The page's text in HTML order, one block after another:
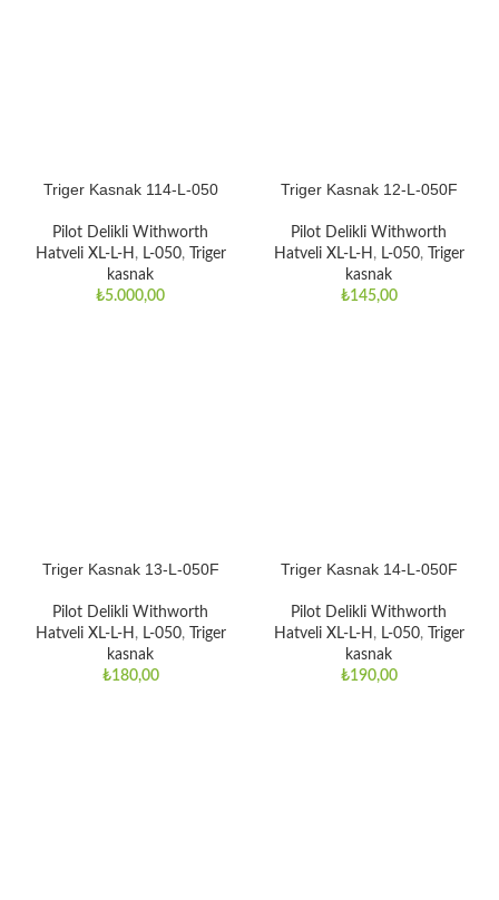
Triger Kasnak 114-L-050
Pilot Delikli Withworth
Hatveli XL-L-H , L-050,
Triger
kasnak
₺5.000,00
Triger Kasnak 12-L-050F
Pilot Delikli Withworth
Hatveli XL-L-H , L-050,
Triger
kasnak
₺145,00
Triger Kasnak 13-L-050F
Pilot Delikli Withworth
Hatveli XL-L-H , L-050,
Triger
kasnak
₺180,00
Triger Kasnak 14-L-050F
Pilot Delikli Withworth
Hatveli XL-L-H , L-050,
Triger
kasnak
₺190,00